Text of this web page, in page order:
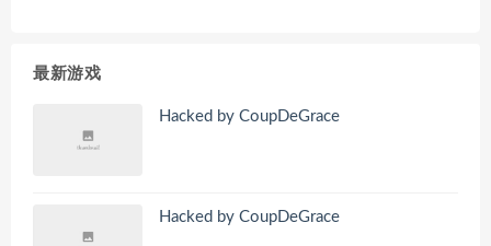
最新游戏
Hacked by CoupDeGrace
Hacked by CoupDeGrace